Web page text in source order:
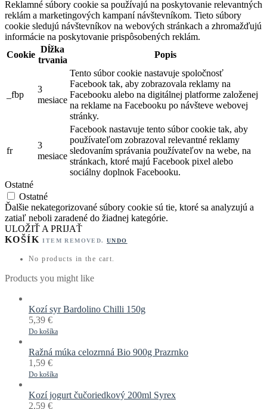
Reklamné súbory cookie sa používajú na poskytovanie relevantných
reklám a marketingových kampaní návštevníkom. Tieto súbory
cookie sledujú návštevníkov na webových stránkach a zhromažďujú
informácie na poskytovanie prispôsobených reklám.
Cookie
Dĺžka
trvania
Popis
_fbp
3
mesiace
Tento súbor cookie nastavuje spoločnosť
Facebook tak, aby zobrazovala reklamy na
Facebooku alebo na digitálnej platforme založenej
na reklame na Facebooku po návšteve webovej
stránky.
fr
3
mesiace
Facebook nastavuje tento súbor cookie tak, aby
používateľom zobrazoval relevantné reklamy
sledovaním správania používateľov na webe, na
stránkach, ktoré majú Facebook pixel alebo
sociálny doplnok Facebooku.
Ostatné
Ostatné
Ďalšie nekategorizované súbory cookie sú tie, ktoré sa analyzujú a
zatiaľ neboli zaradené do žiadnej kategórie.
ULOŽIŤ A PRIJAŤ
KOŠÍKITEM REMOVED.UNDO
No products in the cart.
Products you might like
Kozí syr Bardolino Chilli 150g
5,39 €
Do košíka
Ražná múka celozrnná Bio 900g Prazrnko
1,59 €
Do košíka
Kozí jogurt čučoriedkový 200ml Syrex
2,59 €